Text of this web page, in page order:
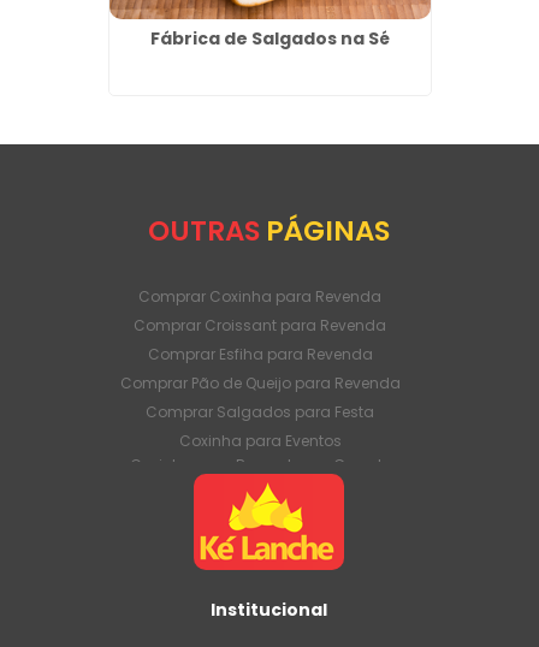
Fábrica de Salgados na Sé
OUTRAS PÁGINAS
Comprar Coxinha para Revenda
Comprar Croissant para Revenda
Comprar Esfiha para Revenda
Comprar Pão de Queijo para Revenda
Comprar Salgados para Festa
Coxinha para Eventos
Coxinha para Revenda em Grande
Quantidade
Coxinha para Venda Direto da Fábrica
Coxinha para Venda em Atacado
Croissant para Revenda em Grande
Croissant para Venda Direto da Fábrica
Institucional